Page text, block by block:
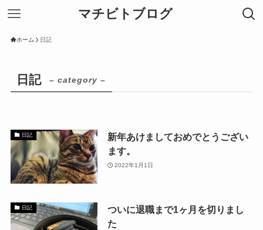
マチビトブログ
ホーム 日記
日記 – category –
日記
新年あけましておめでとうござい
ます。
2022年1月1日
日記
ついに退職まで1ヶ月を切りまし
た